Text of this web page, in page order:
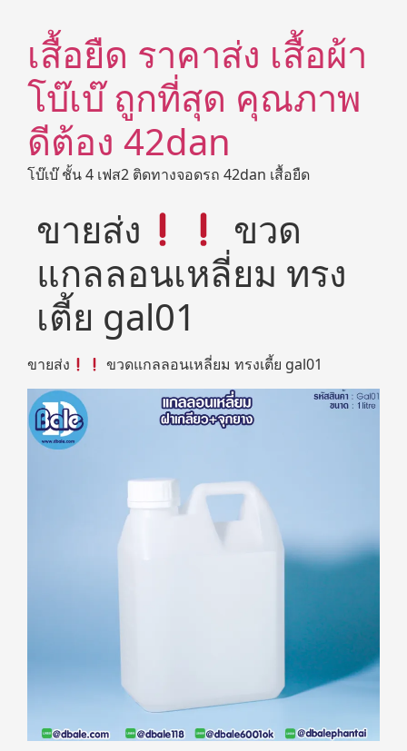
เสื้อยืด ราคาส่ง เสื้อผ้า
โบ๊เบ๊ ถูกที่สุด คุณภาพ
ดีต้อง 42dan
โบ๊เบ๊ ชั้น 4 เฟส2 ติดทางจอดรถ 42dan เสื้อยืด
ขายส่ง
ขวด
แกลลอนเหลี่ยม ทรง
เตี้ย gal01
ขายส่ง ขวดแกลลอนเหลี่ยม ทรงเตี้ย gal01